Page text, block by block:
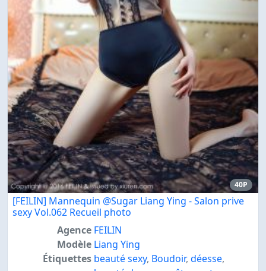
40P
[FEILIN] Mannequin @Sugar Liang Ying - Salon prive
sexy Vol.062 Recueil photo
Agence FEILIN
Modèle Liang Ying
Étiquettes beauté sexy, Boudoir, déesse,